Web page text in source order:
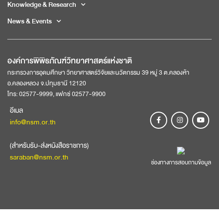
Knowledge & Research
News & Events
องค์การพิพิธภัณฑ์วิทยาศาสตร์แห่งชาติ
กระทรวงการอุดมศึกษา วิทยาศาสตร์วิจัยและนวัตกรรม 39 หมู่ 3 ต.คลองห้า
อ.คลองหลวง จ.ปทุมธานี 12120
โทร: 02577-9999, แฟกซ์ 02577-9900
อีเมล
info@nsm.or.th
(สำหรับรับ-ส่งหนังสือราชการ)
saraban@nsm.or.th
ช่องทางการสอบถามข้อมูล